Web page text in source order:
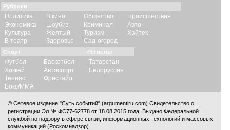
Рубрики
Политика
Экономика
Культура
В театр
В кино
Шоубиз
Желтый
Здоровье
Общество
Криминал
Туризм
Сад-огород
Происшествия
Авто
Хайтек
Спорт
Футбол
Хоккей
Теннис
Бокс/ММА
Баскетбол
Автоспорт
Фристайл
Регионы
Татарстан
Белоруссия
© Сетевое издание "Суть событий" (argumentiru.com) Свидетельство о
регистрации Эл № ФС77-62778 от 18.08.2015 года. Выдано Федеральной
службой по надзору в сфере связи, информационных технологий и массовых
коммуникаций (Роскомнадзор).